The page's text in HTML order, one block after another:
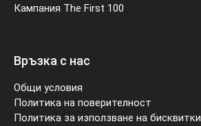
Кампания The First 100
Връзка с нас
Общи условия
Политика на поверителност
Политика за използване на бисквитки